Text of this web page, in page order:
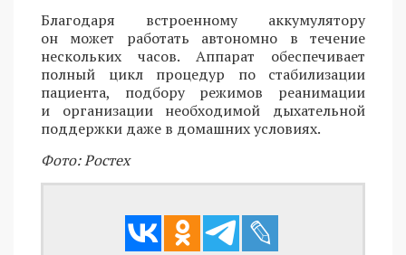
Благодаря встроенному аккумулятору
он может работать автономно в течение
нескольких часов. Аппарат обеспечивает
полный цикл процедур по стабилизации
пациента, подбору режимов реанимации
и организации необходимой дыхательной
поддержки даже в домашних условиях.
Фото: Ростех